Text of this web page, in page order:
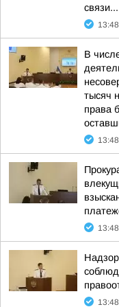
связи...
13:48
В
тысяч
права
13:48
13:48
13:48